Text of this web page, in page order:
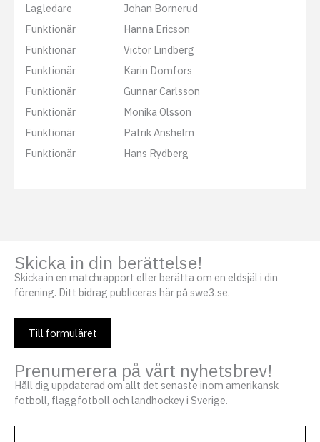
Lagledare
Johan Bornerud
Funktionär
Hanna Ericson
Funktionär
Victor Lindberg
Funktionär
Karin Domfors
Funktionär
Gunnar Carlsson
Funktionär
Monika Olsson
Funktionär
Patrik Anshelm
Funktionär
Hans Rydberg
Skicka in din berättelse!
Skicka in en matchrapport eller berätta om en eldsjäl i din
förening. Ditt bidrag publiceras här på swe3.se.
Till formuläret
Prenumerera på vårt nyhetsbrev!
Håll dig uppdaterad om allt det senaste inom amerikansk
fotboll, flaggfotboll och landhockey i Sverige.